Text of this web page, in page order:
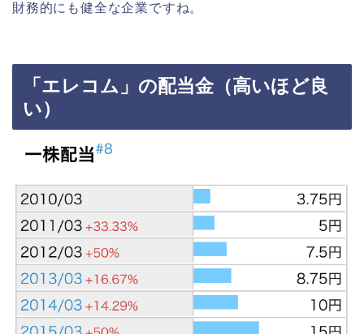
財務的にも健全な企業ですね。
「エレコム」の配当金（高いほど良
い）